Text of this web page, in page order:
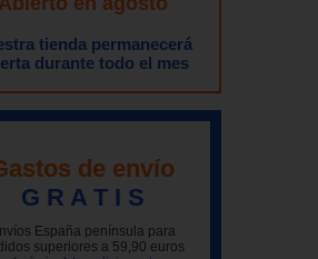
tienda permanecerá
durante todo el mes
de envío
G R A T I S
España península para
superiores a 59,90 euros